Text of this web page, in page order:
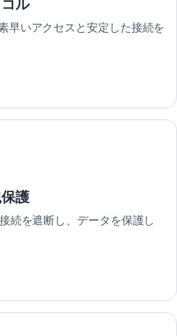
ル
早いアクセスと安定した接続を
護
続を遮断し、データを保護し